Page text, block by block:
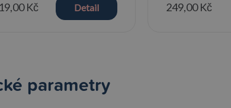
Kč Detail 249,00 Kč
parametry